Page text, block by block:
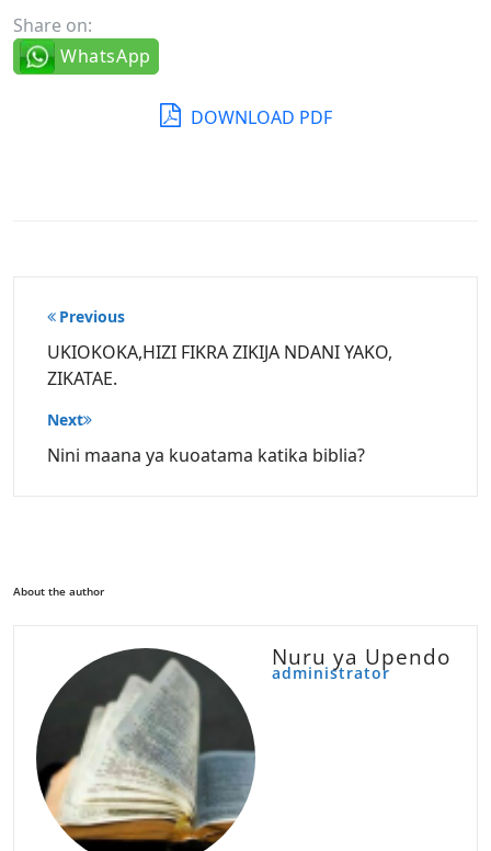
Share on:
WhatsApp
DOWNLOAD PDF
Post
navigation
Previous
UKIOKOKA,HIZI FIKRA ZIKIJA NDANI YAKO,
ZIKATAE.
Next
Nini maana ya kuoatama katika biblia?
About the author
Nuru ya Upendo
administrator